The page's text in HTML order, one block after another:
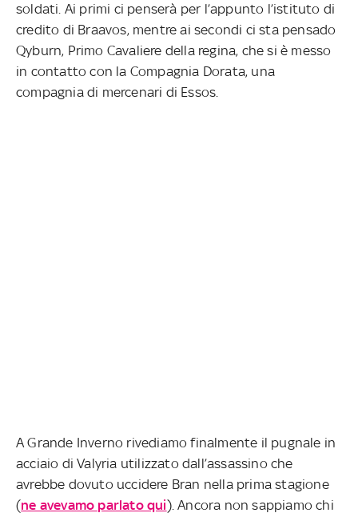
soldati. Ai primi ci penserà per l’appunto l’istituto di
credito di Braavos, mentre ai secondi ci sta pensado
Qyburn, Primo Cavaliere della regina, che si è messo
in contatto con la Compagnia Dorata, una
compagnia di mercenari di Essos.
A Grande Inverno rivediamo finalmente il pugnale in
acciaio di Valyria utilizzato dall’assassino che
avrebbe dovuto uccidere Bran nella prima stagione
(ne avevamo parlato qui). Ancora non sappiamo chi